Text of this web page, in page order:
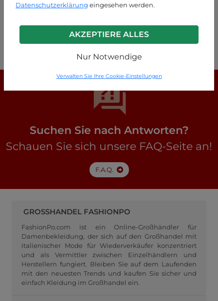
Datenschutzerklärung eingesehen werden.
AKZEPTIERE ALLES
Nur Notwendige
Verwalten Sie Ihre Cookie-Einstellungen
Türkis
P19260005188C1
Suchen Sie nach Antworten?
Schauen Sie sich unsere FAQ-Seite an!
F.A.Q.
GROSSHANDEL FASHIONPO
FashionPo.com ist ein Online-Großhändler für
Damenbekleidung, der sich auf den Großhandel mit
italienischer Mode für Wiederverkäufer konzentriert
und als Vermittler zwischen Einzelhändlern und
Herstellern fungiert. Bleiben Sie auf dem Laufenden
mit den neuesten Trends und kaufen Sie sicher und
einfach Kleidung im Großhandel ein.